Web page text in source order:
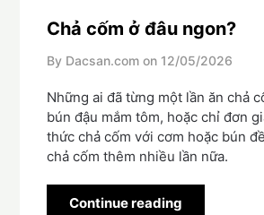
Chả cốm ở đâu ngon?
By Dacsan.com on 12/05/2026
Những ai đã từng một lần ăn chả
bún đậu mắm tôm, hoặc chỉ đơn
thức chả cốm với cơm hoặc bún
chả cốm thêm nhiều lần nữa.
Continue reading